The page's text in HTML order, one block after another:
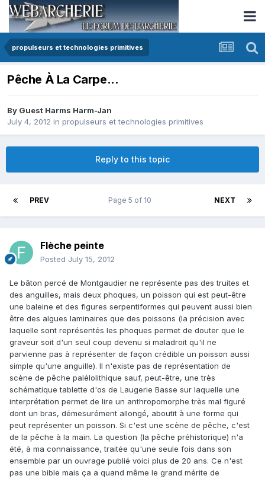
propulseurs et technologies primitives
Pêche À La Carpe...
By Guest Harms Harm-Jan
July 4, 2012 in propulseurs et technologies primitives
Reply to this topic
PREV NEXT
Page 5 of 10
Flèche peinte
Posted July 15, 2012
Le bâton percé de Montgaudier ne représente pas des truites et
des anguilles, mais deux phoques, un poisson qui est peut-être
une baleine et des figures serpentiformes qui peuvent aussi bien
être des algues laminaires que des poissons (la précision avec
laquelle sont représentés les phoques permet de douter que le
graveur soit d'un seul coup devenu si maladroit qu'il ne
parvienne pas à représenter de façon crédible un poisson aussi
simple qu'une anguille). Il n'existe pas de représentation de
scène de pêche palélolithique sauf, peut-être, une très
schématique tablette d'os de Laugerie Basse sur laquelle une
interprétation permet de lire un anthropomorphe très mal figuré
dont un bras, démesurément allongé, aboutit à une forme qui
peut représenter un poisson. Si c'est une scène de pêche, c'est
de la pêche à la main. La question (la pêche préhistorique) n'a
été, à ma connaissance, traitée qu'une seule fois dans son
ensemble par un ouvrage publié voici plus de 20 ans. Ce n'est
pas une bible mais ça a quand même le grand mérite de